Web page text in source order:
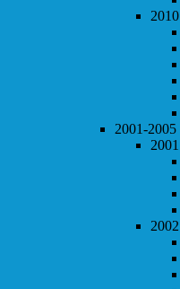
2010
2001-2005
2001
2002